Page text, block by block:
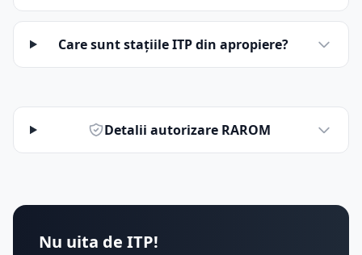
Care sunt stațiile ITP din apropiere?
Detalii autorizare RAROM
Nu uita de ITP!